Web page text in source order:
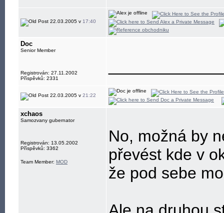
22.03.2005 v 17:40
Doc
Senior Member
Registrován: 27.11.2002
Příspěvků: 2331
22.03.2005 v 21:22
xchaos
Samozvany gubernator
Registrován: 13.05.2002
Příspěvků: 3362
Team Member: MOD
No, možná by
převést kde v
že pod sebe